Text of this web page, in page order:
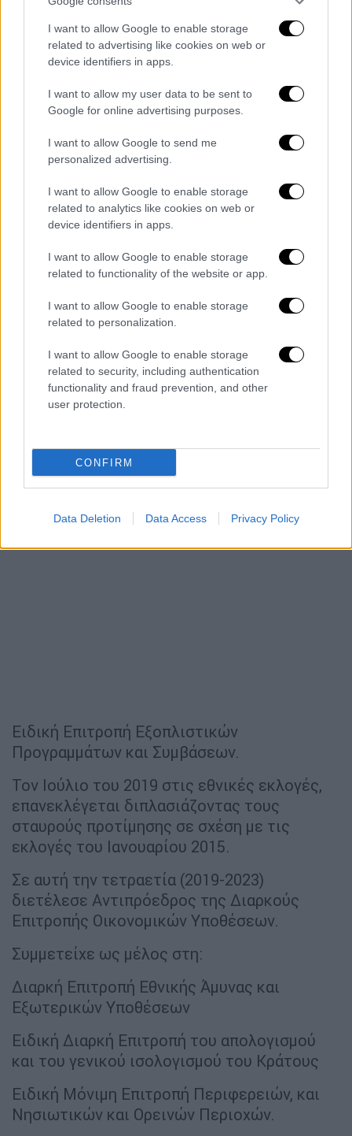
I want to allow Google to enable storage
related to advertising like cookies on web or
device identifiers in apps.
I want to allow my user data to be sent to
Google for online advertising purposes.
I want to allow Google to send me
personalized advertising.
I want to allow Google to enable storage
related to analytics like cookies on web or
device identifiers in apps.
I want to allow Google to enable storage
related to functionality of the website or app.
I want to allow Google to enable storage
related to personalization.
I want to allow Google to enable storage
related to security, including authentication
functionality and fraud prevention, and other
user protection.
CONFIRM
Data Deletion Data Access Privacy Policy
μοναδικός Βουλευτής της Νέας
Δημοκρατίας στην περιφέρεια Ιονίων
Νήσων.
Το 2016 ανακηρύσσεται τακτικό μέλος της
Αεροπορικής Ακαδημίας Ελλάδος.
Την περίοδο 2016 – 2019 ήταν Αναπληρωτής
Γενικός Γραμματέας της Κοινοβουλευτικής
Ομάδας.
Συμμετείχε ως μέλος στη:
Διαρκή Επιτροπή Μορφωτικών Υποθέσεων
Εξωτερικών Υποθέσεων
Ειδική Μόνιμη Επιτροπή Οδικής Ασφάλειας
Ειδική Επιτροπή Εξοπλιστικών
Προγραμμάτων και Συμβάσεων.
Τον Ιούλιο του 2019 στις εθνικές εκλογές,
επανεκλέγεται διπλασιάζοντας τους
σταυρούς προτίμησης σε σχέση με τις
εκλογές του Ιανουαρίου 2015.
Σε αυτή την τετραετία (2019-2023)
διετέλεσε Αντιπρόεδρος της Διαρκούς
Επιτροπής Οικονομικών Υποθέσεων.
Συμμετείχε ως μέλος στη:
Διαρκή Επιτροπή Εθνικής Άμυνας και
Εξωτερικών Υποθέσεων
Ειδική Διαρκή Επιτροπή του απολογισμού
και του γενικού ισολογισμού του Κράτους
Ειδική Μόνιμη Επιτροπή Περιφερειών, και
Νησιωτικών και Ορεινών Περιοχών.